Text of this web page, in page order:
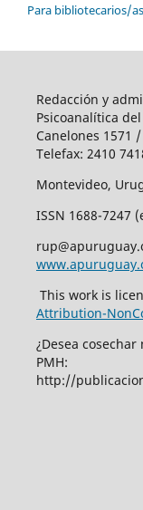
Para bibliotecarios/as
Redacción y
Psicoanalítica
Canelones 1571
Telefax: 2410
Montevideo,
ISSN 1688-7247
This work is
Attribution-
¿Desea
PMH:
http://